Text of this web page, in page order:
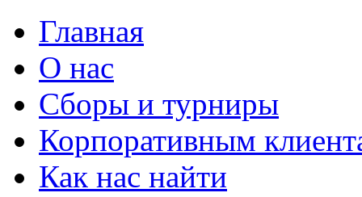
Главная
О нас
Сборы и турниры
Корпоративным
Как нас найти